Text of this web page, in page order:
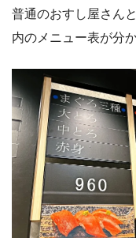
普通のおすし屋さん
内のメニュー表が分